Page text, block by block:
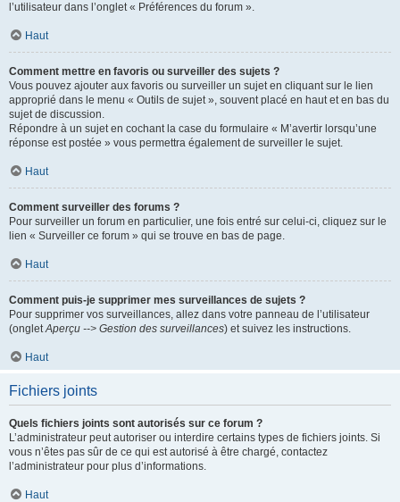
l’utilisateur dans l’onglet « Préférences du forum ».
Haut
Comment mettre en favoris ou surveiller des sujets ?
Vous pouvez ajouter aux favoris ou surveiller un sujet en cliquant sur le lien
approprié dans le menu « Outils de sujet », souvent placé en haut et en bas du
sujet de discussion.
Répondre à un sujet en cochant la case du formulaire « M’avertir lorsqu’une
réponse est postée » vous permettra également de surveiller le sujet.
Haut
Comment surveiller des forums ?
Pour surveiller un forum en particulier, une fois entré sur celui-ci, cliquez sur le
lien « Surveiller ce forum » qui se trouve en bas de page.
Haut
Comment puis-je supprimer mes surveillances de sujets ?
Pour supprimer vos surveillances, allez dans votre panneau de l’utilisateur
(ongletAperçu --> Gestion des surveillances) et suivez les instructions.
Haut
Fichiers joints
Quels fichiers joints sont autorisés sur ce forum ?
L’administrateur peut autoriser ou interdire certains types de fichiers joints. Si
vous n’êtes pas sûr de ce qui est autorisé à être chargé, contactez
l’administrateur pour plus d’informations.
Haut